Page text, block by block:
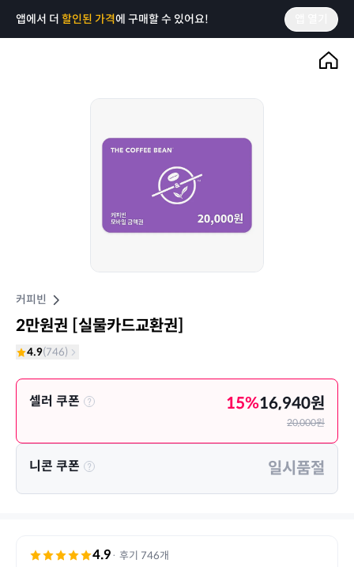
앱에서 더 할인된 가격에 구매할 수 있어요!
커피빈
2만원권 [실물카드교환권]
4.9(746)
셀러 쿠폰 15%16,940원
20,000원
니콘 쿠폰 일시품절
4.9· 후기 746개